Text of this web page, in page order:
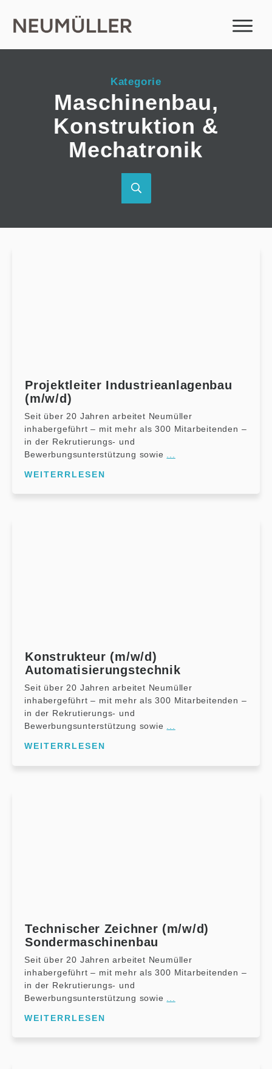
Kategorie
Maschinenbau,
Konstruktion &
Mechatronik
Projektleiter Industrieanlagenbau
(m/w/d)
Seit über 20 Jahren arbeitet Neumüller
inhabergeführt – mit mehr als 300 Mitarbeitenden –
in der Rekrutierungs- und
Bewerbungsunterstützung sowie
WEITERRLESEN
Konstrukteur (m/w/d)
Automatisierungstechnik
Seit über 20 Jahren arbeitet Neumüller
inhabergeführt – mit mehr als 300 Mitarbeitenden –
in der Rekrutierungs- und
Bewerbungsunterstützung sowie ...
WEITERRLESEN
Technischer Zeichner (m/w/d)
Sondermaschinenbau
Seit über 20 Jahren arbeitet Neumüller
inhabergeführt – mit mehr als 300 Mitarbeitenden –
in der Rekrutierungs- und
Bewerbungsunterstützung sowie
WEITERRLESEN